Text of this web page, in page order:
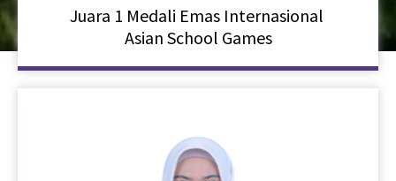
Juara 1 Medali Emas Internasional
Asian School Games